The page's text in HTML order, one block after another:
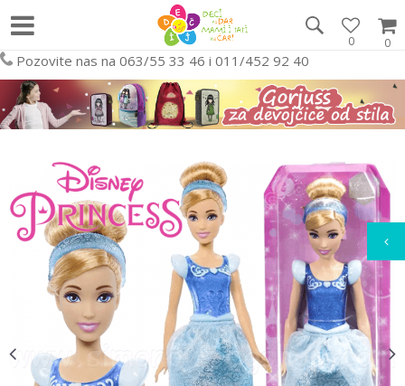
0
0
Pozovite nas na 063/55 33 46 i 011/452 92 40